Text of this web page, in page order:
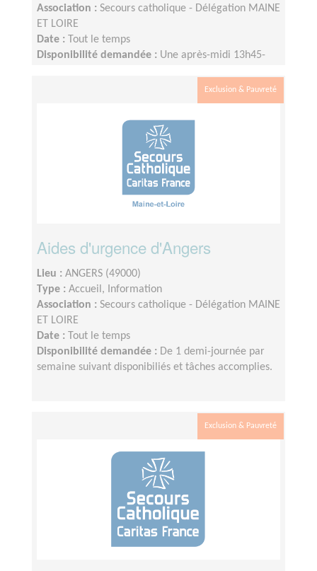
Association : Secours catholique - Délégation MAINE
ET LOIRE
Date :
Tout le temps
Disponibilité demandée : Une après-midi 13h45-
semaine ou 1 fois toutes les 2 semaines.Exclusion & Pauvreté
Aides d'urgence d'Angers
Lieu : ANGERS (49000)
Type : Accueil, Information
Association : Secours catholique - Délégation MAINE
ET LOIRE
Date :
Tout le temps
Disponibilité demandée : De 1 demi-journée par
semaine suivant disponibiliés et tâches accomplies.
Exclusion & Pauvreté